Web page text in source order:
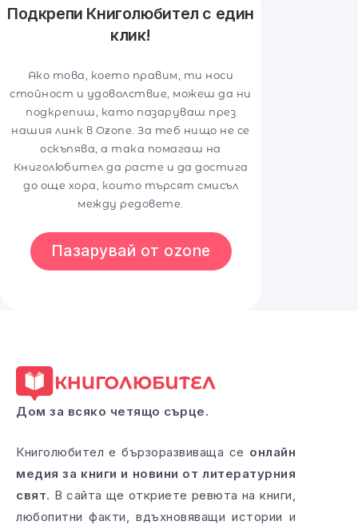
Подкрепи Книголюбител с един
клик!
Ако това, което правим, ти носи
стойност и удоволствие, можеш да ни
подкрепиш, като пазаруваш през
нашия линк в Ozone. За теб нищо не се
оскъпява, а така помагаш на
Книголюбител да расте и да достига
до още хора, които търсят смисъл
между редовете.
Пазарувай от ozone
Дом за всяко четящо сърце.
Книголюбител е бързоразвиваща се онлайн
медия за книги и новини от литературния
свят. В сайта ще откриете ревюта на книги,
любопитни факти, вдъхновяващи истории и